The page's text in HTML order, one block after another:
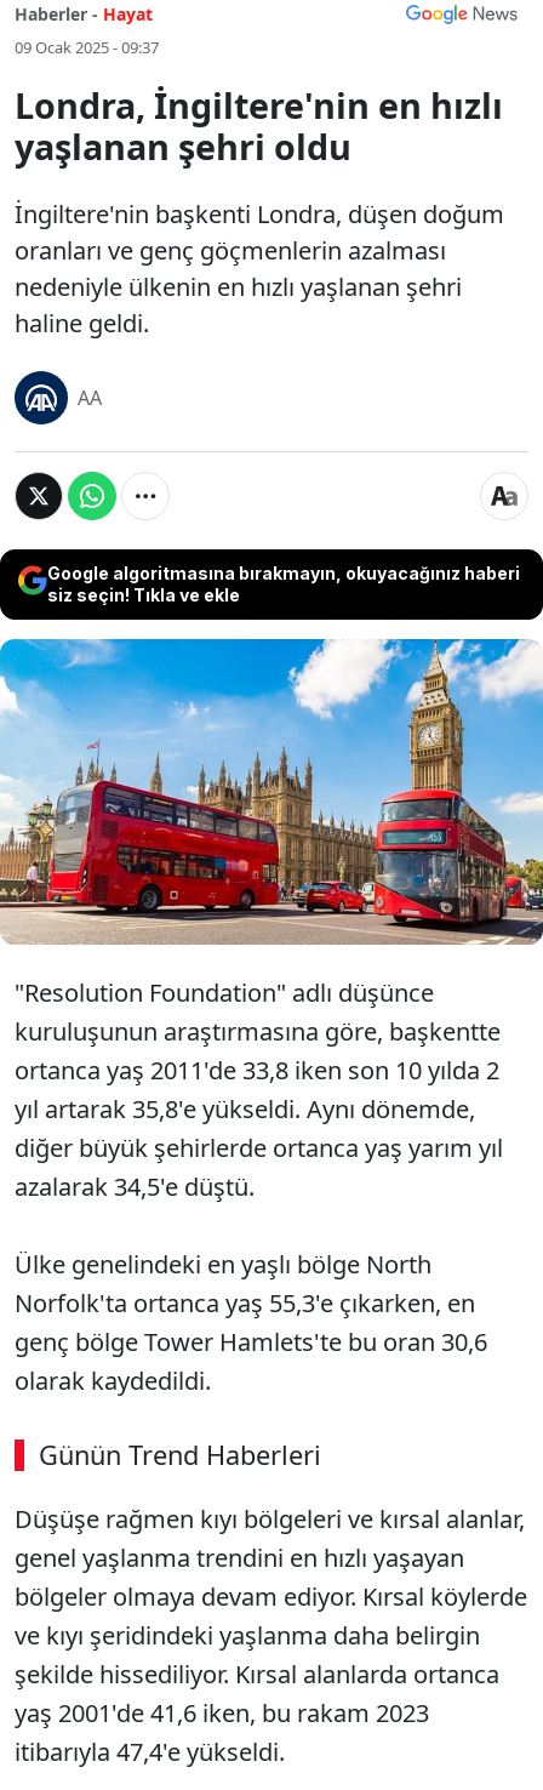
Haberler - Hayat
09 Ocak 2025 - 09:37
Londra, İngiltere'nin en hızlı
yaşlanan şehri oldu
İngiltere'nin başkenti Londra, düşen doğum
oranları ve genç göçmenlerin azalması
nedeniyle ülkenin en hızlı yaşlanan şehri
haline geldi.
AA
Google algoritmasına bırakmayın, okuyacağınız haberi
siz seçin! Tıkla ve ekle
İngiltere'nin başkenti Londra, düşen
doğum oranları ve genç göçmenlerin
azalması nedeniyle ülkenin en hızlı
yaşlanan şehri haline geldi.
"Resolution Foundation" adlı düşünce
kuruluşunun araştırmasına göre, başkentte
ortanca yaş 2011'de 33,8 iken son 10 yılda 2
yıl artarak 35,8'e yükseldi. Aynı dönemde,
diğer büyük şehirlerde ortanca yaş yarım yıl
azalarak 34,5'e düştü.
Ülke genelindeki en yaşlı bölge North
Norfolk'ta ortanca yaş 55,3'e çıkarken, en
genç bölge Tower Hamlets'te bu oran 30,6
olarak kaydedildi.
Günün Trend Haberleri
00:02 / 09:15
Sesi Aç
Düşüşe rağmen kıyı bölgeleri ve kırsal alanlar,
genel yaşlanma trendini en hızlı yaşayan
bölgeler olmaya devam ediyor. Kırsal köylerde
ve kıyı şeridindeki yaşlanma daha belirgin
şekilde hissediliyor. Kırsal alanlarda ortanca
yaş 2001'de 41,6 iken, bu rakam 2023
itibarıyla 47,4'e yükseldi.